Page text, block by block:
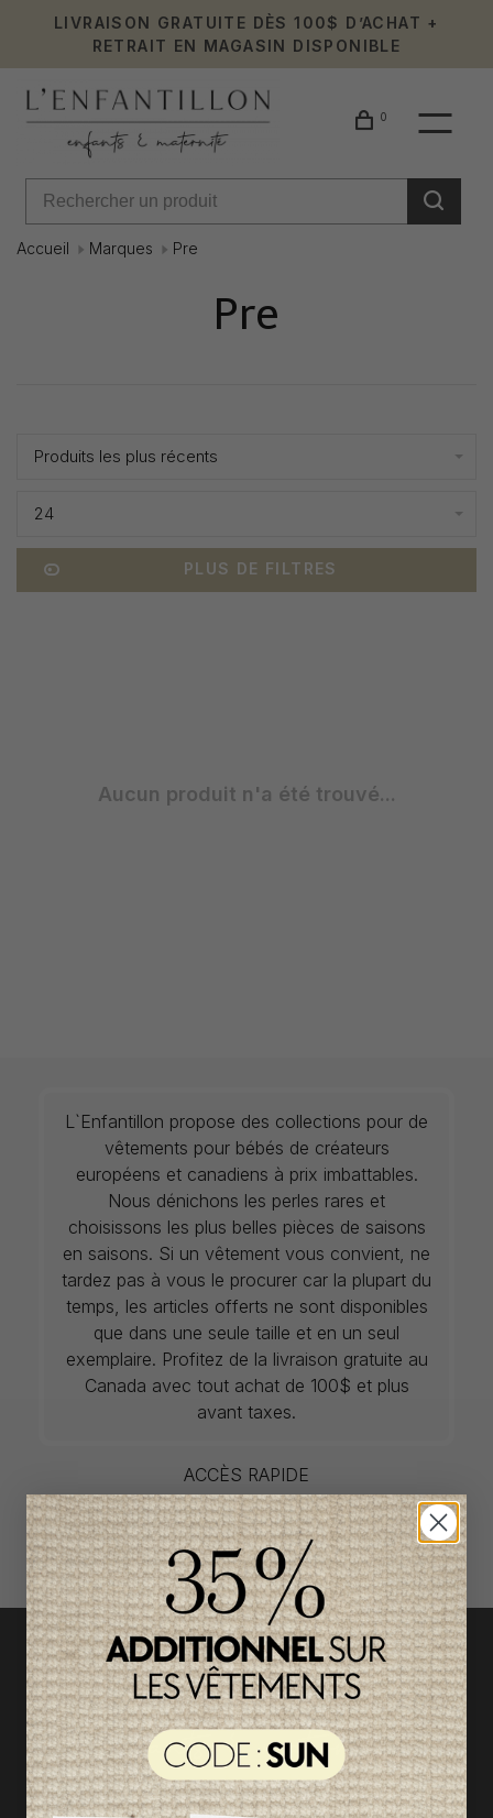
LIVRAISON GRATUITE DÈS 100$ D’ACHAT +
RETRAIT EN MAGASIN DISPONIBLE
0
Accueil Marques Pre
Pre
Produits les plus récents
24
PLUS DE FILTRES
Aucun produit n'a été trouvé...
L`Enfantillon propose des collections pour de
vêtements pour bébés de créateurs
européens et canadiens à prix imbattables.
Nous dénichons les perles rares et
choisissons les plus belles pièces de saisons
en saisons. Si un vêtement vous convient, ne
tardez pas à vous le procurer car la plupart du
temps, les articles offerts ne sont disponibles
que dans une seule taille et en un seul
exemplaire. Profitez de la livraison gratuite au
Canada avec tout achat de 100$ et plus
avant taxes.
ACCÈS RAPIDE
magasinez par catégorie